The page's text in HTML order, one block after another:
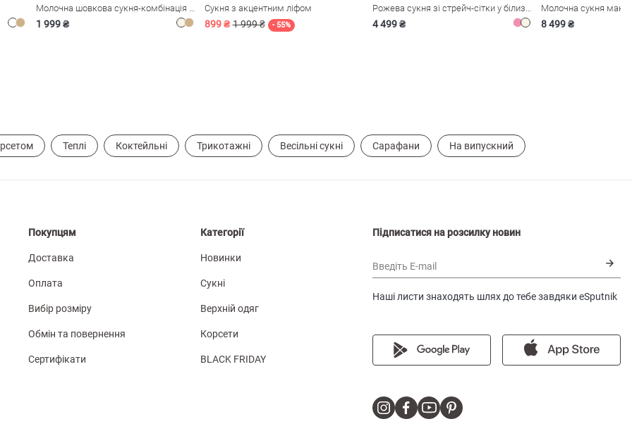
1 999 ₴
Сукня з акцентним ліфом
899 ₴ 1 999 ₴ - 55% 4 499 ₴ 8 499 ₴
Теплі Коктейльні Трикотажні Весільні сукні Сарафани На випускний
Покупцям
Доставка
Оплата
Вибір розміру
Обмін та повернення
Сертифікати
Категорії
Новинки
Сукні
Верхній одяг
Корсети
BLACK FRIDAY
Підписатися на розсилку новин
Введіть E-mail
Наші листи знаходять шлях до тебе завдяки eSputnik